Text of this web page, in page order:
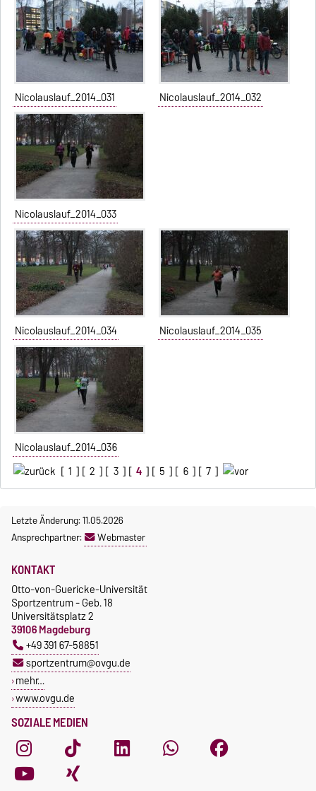
Nicolauslauf_2014_031 Nicolauslauf_2014_032
Nicolauslauf_2014_033
Nicolauslauf_2014_034 Nicolauslauf_2014_035
Nicolauslauf_2014_036
[ 1 ] [ 2 ] [ 3 ] [ 4 ] [ 5 ] [ 6 ] [ 7 ]
Letzte Änderung: 11.05.2026
Ansprechpartner:
Webmaster
SOZIALE MEDIEN
KONTAKT
Otto-von-Guericke-Universität
Sportzentrum - Geb. 18
Universitätsplatz 2
39106 Magdeburg
+49 391 67-58851
sportzentrum@ovgu.de
mehr…
www.ovgu.de